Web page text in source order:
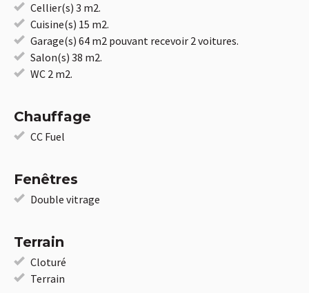
Cellier(s) 3 m2.
Cuisine(s) 15 m2.
Garage(s) 64 m2 pouvant recevoir 2 voitures.
Salon(s) 38 m2.
WC 2 m2.
Chauffage
CC Fuel
Fenêtres
Double vitrage
Terrain
Cloturé
Terrain